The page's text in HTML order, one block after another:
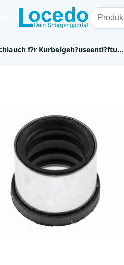
f?r Kurbelgeh?useentl?ftu…